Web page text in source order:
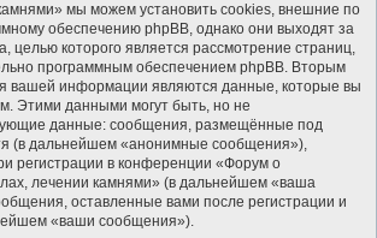
мы можем установить cookies, внешние по
обеспечению phpBB, однако они выходят за
целью которого является рассмотрение страниц,
программным обеспечением phpBB. Вторым
вашей информации являются данные, которые вы
Этими данными могут быть, но не
данные: сообщения, размещённые под
(в дальнейшем «анонимные сообщения»),
регистрации в конференции «Форум о
лечении камнями» (в дальнейшем «ваша
оставленные вами после регистрации и
«ваши сообщения»).